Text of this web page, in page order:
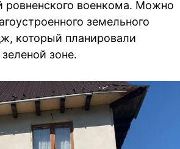
ровненского военкома. Можно
земельного
который планировали
зоне.